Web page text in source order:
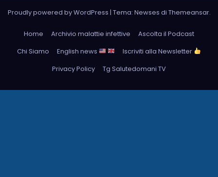
Proudly powered by WordPress | Tema: Newses di Themeansar.
Home Archivio malattie infettive
Ascolta il Podcast
Chi Siamo
English news
Iscriviti alla Newsletter
Privacy Policy
Tg Salutedomani TV